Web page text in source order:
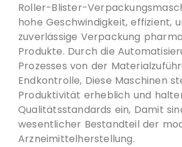
Roller-Blister-
hohe Geschwindigkeit, effizient,
zuverlässige Verpackung
Produkte. Durch die
Prozesses von der
Endkontrolle, Diese Maschinen
Produktivität erheblich und
Qualitätsstandards ein, Damit
wesentlicher Bestandteil der
Arzneimittelherstellung.